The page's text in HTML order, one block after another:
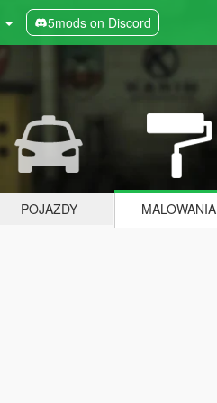
5mods on Discord
POJAZDY MALOWANIA